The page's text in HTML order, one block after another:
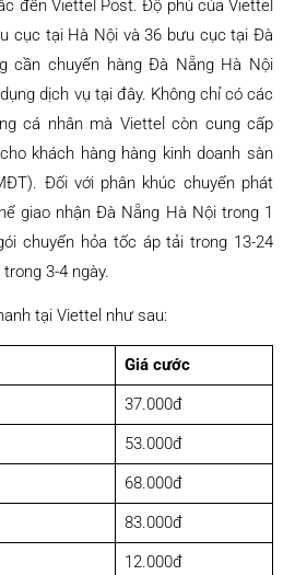
đến Viettel Post. Độ phủ của Viettel
cục tại Hà Nội và 36 bưu cục tại Đà
cần chuyển hàng Đà Nẵng Hà Nội
dịch vụ tại đây. Không chỉ có các
cá nhân mà Viettel còn cung cấp
khách hàng hàng kinh doanh sàn
Đối với phân khúc chuyển phát
giao nhận Đà Nẵng Hà Nội trong 1
chuyển hỏa tốc áp tải trong 13-24
3-4 ngày.
tại Viettel như sau:
Giá cước
37.000đ
53.000đ
68.000đ
83.000đ
12.000đ